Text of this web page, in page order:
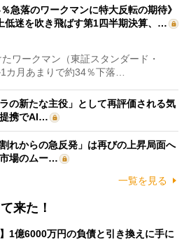
％急落のワークマンに特大反転の期待》
低迷を吹き飛ばす第1四半期決算、…
ワークマン（東証スタンダード・
カ月あまりで約34％下落…
の新たな主役」として再評価される気
携でAI…
れからの急反発」は再びの上昇局面へ
場のムー…
一覧を見る
来た！
】1億6000万円の負債と引き換えに手に